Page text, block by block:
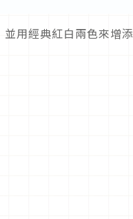
用經典紅白兩色來增添